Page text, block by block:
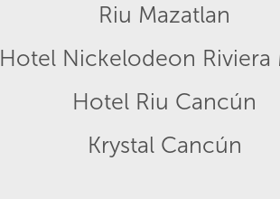
Riu Mazatlan
Hotel Nickelodeon Riviera
Hotel Riu Cancún
Krystal Cancún